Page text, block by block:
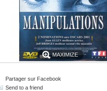
MAXIMIZE
Partager sur Facebook
Send to a friend